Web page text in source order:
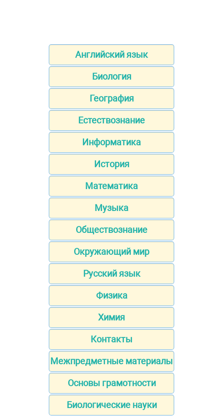
Английский язык
Биология
География
Естествознание
Информатика
История
Математика
Музыка
Обществознание
Окружающий мир
Русский язык
Физика
Химия
Контакты
Межпредметные материалы
Основы грамотности
Биологические науки